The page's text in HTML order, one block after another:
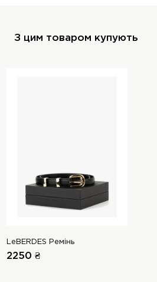
З цим товаром купують
LeBERDES Ремінь
2250 ₴